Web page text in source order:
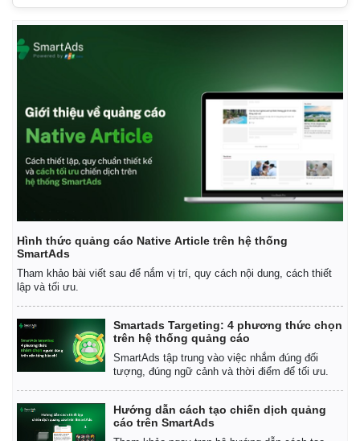
Kinh tế
Bất động sản
Thị trường
Giá vàng
Chứng khoán
Hình thức quảng cáo Native Article trên hệ thống
SmartAds
Tham khảo bài viết sau để nắm vị trí, quy cách nội dung, cách thiết
lập và tối ưu.
Smartads Targeting: 4 phương thức chọn
trên hệ thống quảng cáo
SmartAds tập trung vào việc nhắm đúng đối
tượng, đúng ngữ cảnh và thời điểm để tối ưu.
Hướng dẫn cách tạo chiến dịch quảng
cáo trên SmartAds